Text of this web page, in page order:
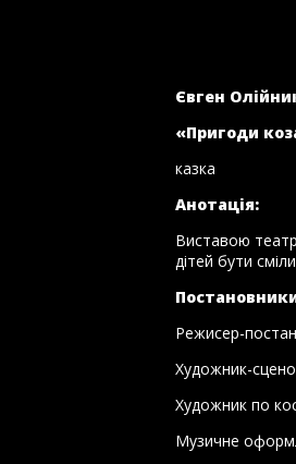
Євген
«Пригоди
казка
Анотація:
Виставою театр
дітей бути
Режисер-
Художник-
Художник по
Музичне